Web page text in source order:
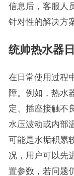
信息后，客服人
针对性的解决方
统帅热水器
在日常使用过程
障。例如，热水
定、插座接触不
水压波动或内部
可能是水垢积累
况，用户可以先
置参数，若问题